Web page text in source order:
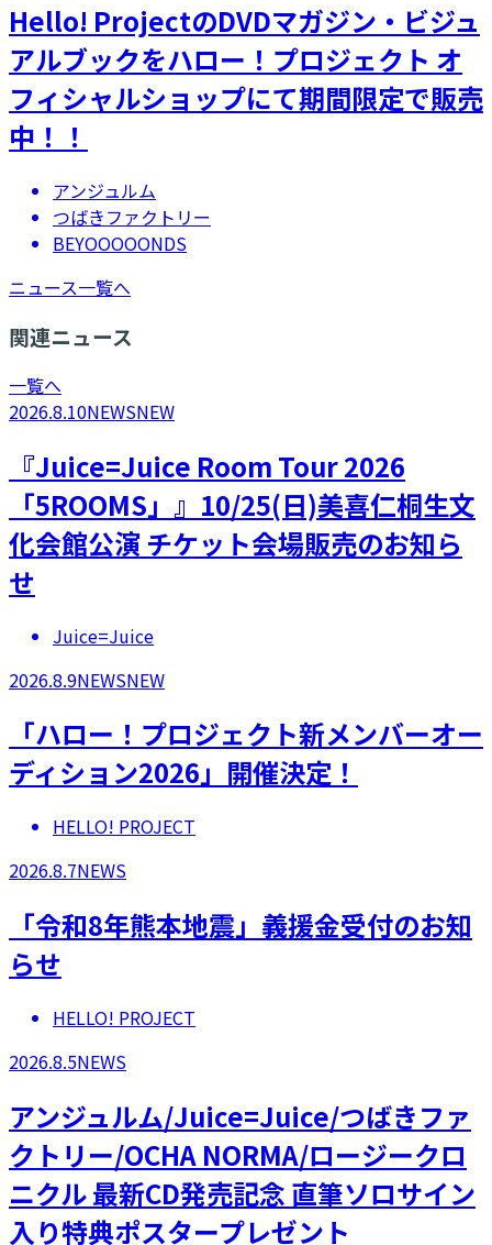
Hello! ProjectのDVDマガジン・ビジュ
アルブックをハロー！プロジェクト オ
フィシャルショップにて期間限定で販売
中！！
アンジュルム
つばきファクトリー
BEYOOOOONDS
ニュース一覧へ
関連ニュース
一覧へ
2026.8.10NEWSNEW
『Juice=Juice Room Tour 2026
「5ROOMS」』10/25(日)美喜仁桐生文
化会館公演 チケット会場販売のお知ら
せ
Juice=Juice
2026.8.9NEWSNEW
「ハロー！プロジェクト新メンバーオー
ディション2026」開催決定！
HELLO! PROJECT
2026.8.7NEWS
「令和8年熊本地震」義援金受付のお知
らせ
HELLO! PROJECT
2026.8.5NEWS
アンジュルム/Juice=Juice/つばきファ
クトリー/OCHA NORMA/ロージークロ
ニクル 最新CD発売記念 直筆ソロサイン
入り特典ポスタープレゼント